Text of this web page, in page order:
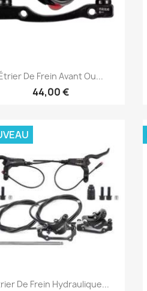
Aperçu rapide
De Frein Avant Ou...
44,00 €
Aperçu rapide
De Frein Hydraulique...